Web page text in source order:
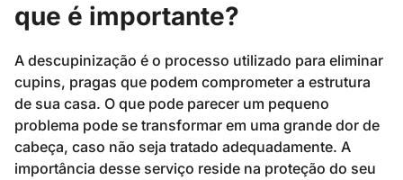
que é importante?
A descupinização é o processo utilizado para eliminar
cupins, pragas que podem comprometer a estrutura
de sua casa. O que pode parecer um pequeno
problema pode se transformar em uma grande dor de
cabeça, caso não seja tratado adequadamente. A
importância desse serviço reside na proteção do seu